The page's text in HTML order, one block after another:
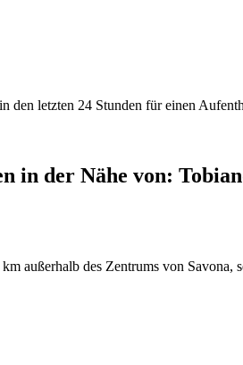
den letzten 24 Stunden für einen
in der Nähe von:
außerhalb des Zentrums von Savona,